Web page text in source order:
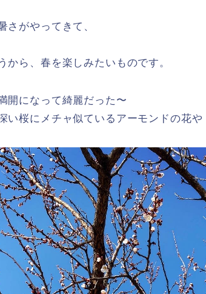
さがやってきて、
から、春を楽しみたいものです。
開になって綺麗だった〜
い桜にメチャ似ているアーモンドの花や